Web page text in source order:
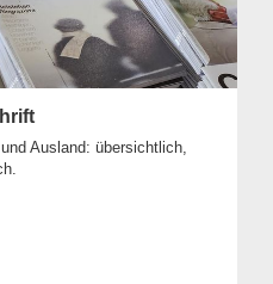
Ausland: übersichtlich,